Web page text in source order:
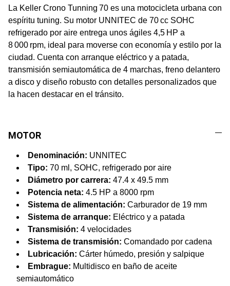
La Keller Crono Tunning 70 es una motocicleta urbana con
espíritu tuning. Su motor UNNITEC de 70 cc SOHC
refrigerado por aire entrega unos ágiles 4,5 HP a
8 000 rpm, ideal para moverse con economía y estilo por la
ciudad. Cuenta con arranque eléctrico y a patada,
transmisión semiautomática de 4 marchas, freno delantero
a disco y diseño robusto con detalles personalizados que
la hacen destacar en el tránsito.
MOTOR
Denominación: UNNITEC
Tipo: 70 ml, SOHC, refrigerado por aire
Diámetro por carrera: 47.4 x 49.5 mm
Potencia neta: 4.5 HP a 8000 rpm
Sistema de alimentación: Carburador de 19 mm
Sistema de arranque: Eléctrico y a patada
Transmisión: 4 velocidades
Sistema de transmisión: Comandado por cadena
Lubricación: Cárter húmedo, presión y salpique
Embrague: Multidisco en baño de aceite
semiautomático